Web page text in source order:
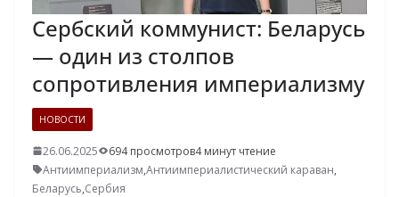
Сербский коммунист: Беларусь
— один из столпов
сопротивления империализму
НОВОСТИ
26.06.2025 694 просмотров4 минут чтение
Антиимпериализм,Антиимпериалистический караван,
Беларусь,Сербия